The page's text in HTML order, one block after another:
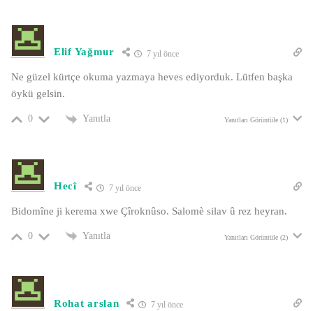
Elif Yağmur 7 yıl önce
Ne güzel kürtçe okuma yazmaya heves ediyorduk. Lütfen başka
öykü gelsin.
0 Yanıtla Yanıtları Görüntüle (1)
Hecî 7 yıl önce
Bidomîne ji kerema xwe Çîroknûso. Salomè silav û rez heyran.
0 Yanıtla Yanıtları Görüntüle (2)
Rohat arslan 7 yıl önce